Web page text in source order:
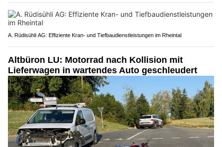
A. Rüdisühli AG: Effiziente Kran- und Tiefbaudienstleistungen im Rheintal
Altbüron LU: Motorrad nach Kollision mit
Lieferwagen in wartendes Auto geschleudert